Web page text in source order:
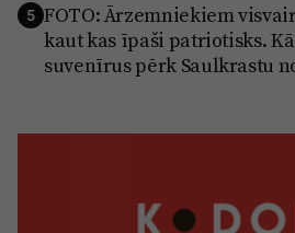
5 FOTO: Ārzemniekiem
kaut kas īpaši patriotisks.
suvenīrus pērk Saulkrastu